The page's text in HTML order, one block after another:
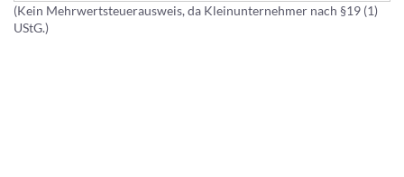
(Kein Mehrwertsteuerausweis, da Kleinunternehmer nach §19 (1)
UStG.)